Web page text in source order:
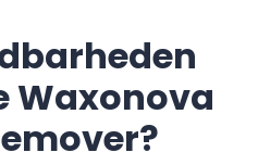
Waxonova